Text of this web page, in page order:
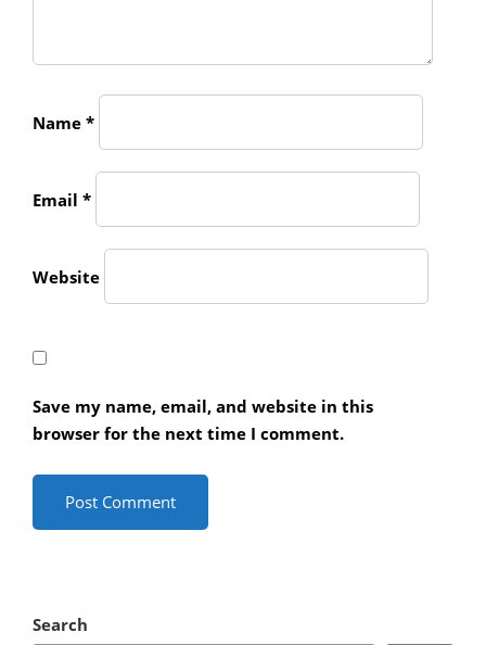
Name *
Email *
Website
Save my name, email, and website in this
browser for the next time I comment.
Search